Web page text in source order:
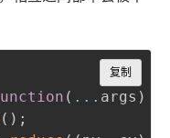
( ... args )
( ) ;
复制
Copy